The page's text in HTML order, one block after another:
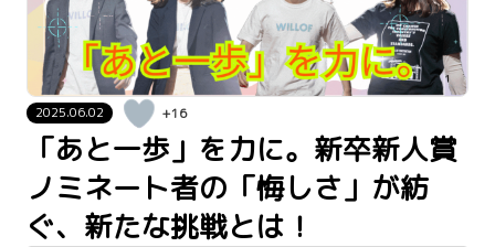
2025.06.02 +16
「あと一歩」を力に。新卒新人賞
ノミネート者の「悔しさ」が紡
ぐ、新たな挑戦とは！